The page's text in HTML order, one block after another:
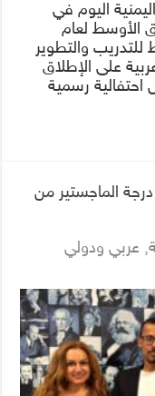
اليوم في
الأوسط لعام
للتدريب والتطوير
على الإطلاق
احتفالية رسمية
الماجستير من
, عربي ودولي